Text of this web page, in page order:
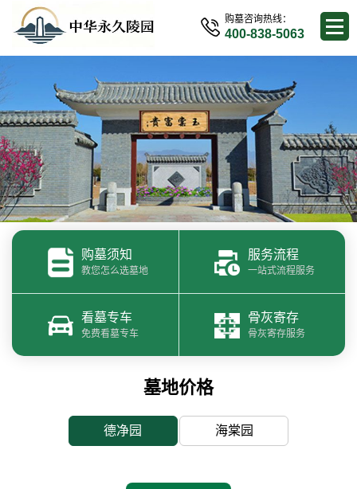
购墓咨询热线：
400-838-5063
购墓须知
教您怎么选墓地
服务流程
一站式流程服务
看墓专车
免费看墓专车
骨灰寄存
骨灰寄存服务
墓地价格
德净园 海棠园